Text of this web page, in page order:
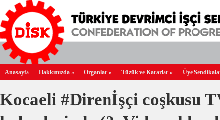
Anasayfa Hakkımızda » Organlar » Tüzük ve Kararlar » Üye
Kocaeli #Direnİşçi coşkusu